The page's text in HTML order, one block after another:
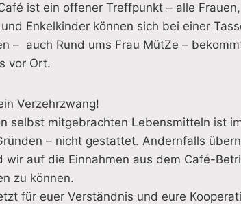
ist ein offener Treffpunkt – alle
Enkelkinder können sich bei einer
– auch Rund ums Frau MütZe –
vor Ort.
Verzehrzwang!
selbst mitgebrachten Lebensmitteln ist
– nicht gestattet. Andernfalls
wir auf die Einnahmen aus dem Café-
zu können.
für euer Verständnis und eure